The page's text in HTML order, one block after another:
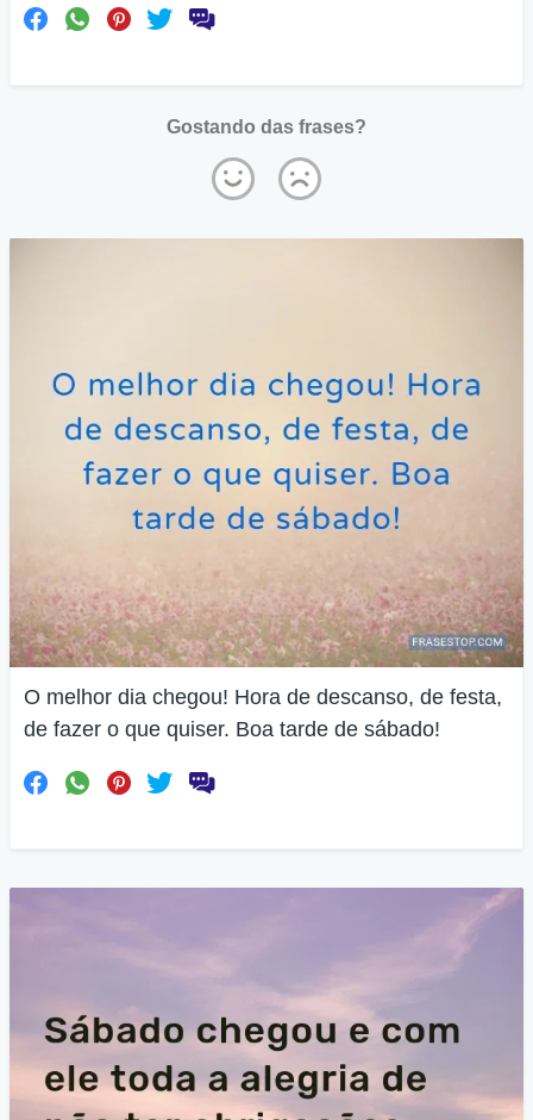
Gostando das frases?
O melhor dia chegou! Hora de descanso, de festa,
de fazer o que quiser. Boa tarde de sábado!